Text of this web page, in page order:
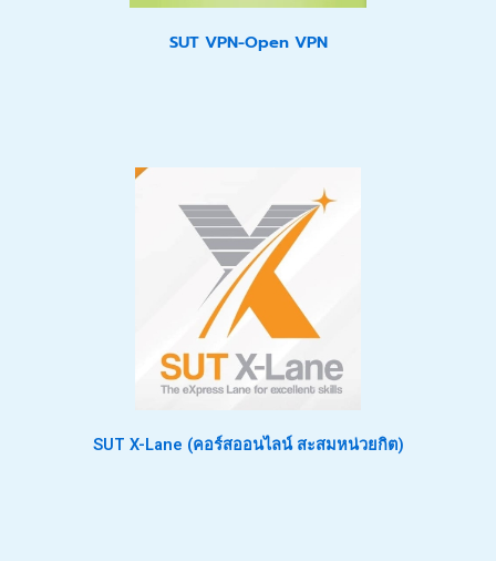
SUT VPN-Open VPN
SUT X-Lane (คอร์สออนไลน์ สะสมหน่วยกิต)